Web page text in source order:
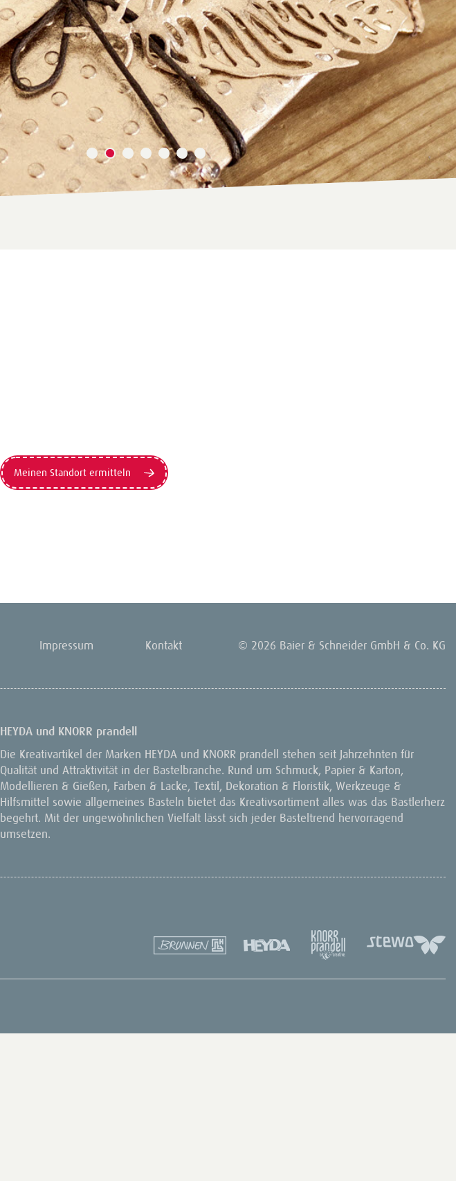
Meinen Standort ermitteln
Impressum Kontakt © 2026 Baier & Schneider GmbH & Co. KG
HEYDA und KNORR prandell
Die Kreativartikel der Marken HEYDA und KNORR prandell stehen seit Jahrzehnten für
Qualität und Attraktivität in der Bastelbranche. Rund um Schmuck, Papier & Karton,
Modellieren & Gießen, Farben & Lacke, Textil, Dekoration & Floristik, Werkzeuge &
Hilfsmittel sowie allgemeines Basteln bietet das Kreativsortiment alles was das Bastlerherz
begehrt. Mit der ungewöhnlichen Vielfalt lässt sich jeder Basteltrend hervorragend
umsetzen.